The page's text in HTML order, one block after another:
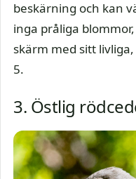
beskärning och kan
inga pråliga
skärm med sitt
5.
3. Östlig